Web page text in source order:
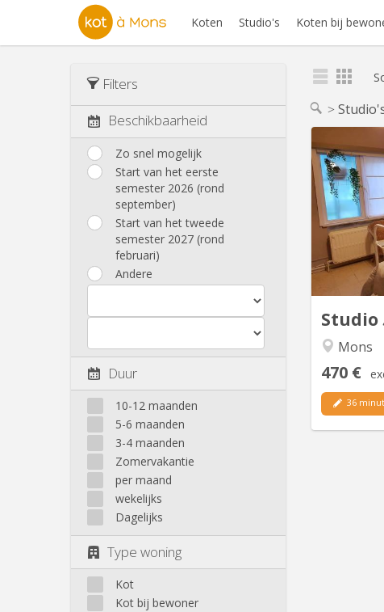
Koten Studio's Koten bij
Filters
Beschikbaarheid
Zo snel mogelijk
Start van het eerste
semester 2026 (rond
september)
Start van het tweede
semester 2027 (rond
februari)
Andere
Duur
10-12 maanden
5-6 maanden
3-4 maanden
Zomervakantie
per maand
wekelijks
Dagelijks
Type woning
Kot
Kot bij bewoner
Studio
Mons
470 €
36
with
euros/
by
(3
partir